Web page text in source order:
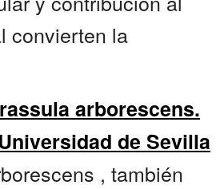
convierten la
arborescens.
de Sevilla
, también